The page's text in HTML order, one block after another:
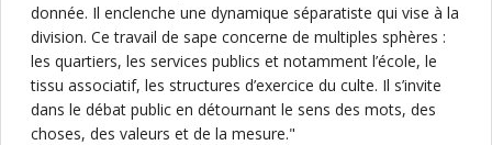
donnée. Il enclenche une dynamique séparatiste qui vise à la
division. Ce travail de sape concerne de multiples sphères :
les quartiers, les services publics et notamment l’école, le
tissu associatif, les structures d’exercice du culte. Il s’invite
dans le débat public en détournant le sens des mots, des
choses, des valeurs et de la mesure."